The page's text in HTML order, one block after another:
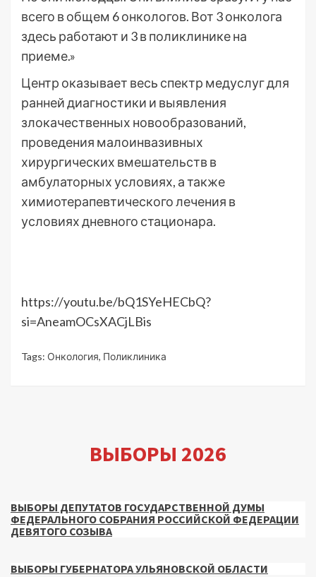
всего в общем 6 онкологов. Вот 3 онколога
здесь работают и 3 в поликлинике на
приеме.»
Центр оказывает весь спектр медуслуг для
ранней диагностики и выявления
злокачественных новообразований,
проведения малоинвазивных
хирургических вмешательств в
амбулаторных условиях, а также
химиотерапевтического лечения в
условиях дневного стационара.
https://youtu.be/bQ1SYeHECbQ?
si=AneamOCsXACjLBis
Tags: Онкология, Поликлиника
ВЫБОРЫ 2026
ВЫБОРЫ ДЕПУТАТОВ ГОСУДАРСТВЕННОЙ ДУМЫ
ФЕДЕРАЛЬНОГО СОБРАНИЯ РОССИЙСКОЙ ФЕДЕРАЦИИ
ДЕВЯТОГО СОЗЫВА
ВЫБОРЫ ГУБЕРНАТОРА УЛЬЯНОВСКОЙ ОБЛАСТИ